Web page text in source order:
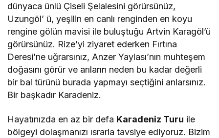
dünyaca ünlü Çiseli Şelalesini görürsünüz,
Uzungöl’ ü, yeşilin en canlı renginden en koyu
rengine gölün mavisi ile buluştuğu Artvin Karagöl’ü
görürsünüz. Rize’yi ziyaret ederken Fırtına
Deresi’ne uğrarsınız, Anzer Yaylası’nın muhteşem
doğasını görür ve arıların neden bu kadar değerli
bir bal türünü burada yapmayı seçtiğini anlarsınız.
Bir başkadır Karadeniz.
Hayatınızda en az bir defa Karadeniz Turu ile
bölgeyi dolaşmanızı ısrarla tavsiye ediyoruz. Bizim